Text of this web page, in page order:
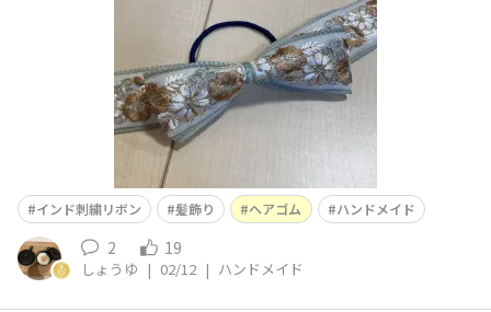
ません…。年齢的にあまり身につけられなさそう😅
インド刺繍リボン 髪飾り ヘアゴム ハンドメイド
2 19
しょうゆ | 02/12 | ハンドメイド